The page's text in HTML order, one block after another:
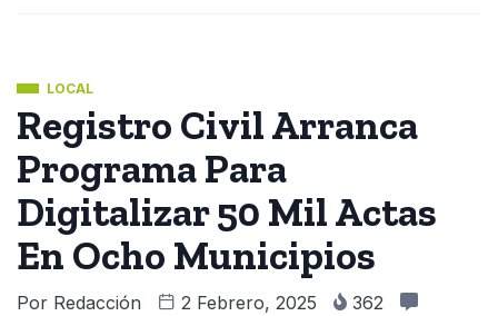
LOCAL
Registro Civil Arranca
Programa Para
Digitalizar 50 Mil Actas
En Ocho Municipios
Por Redacción 2 Febrero, 2025
362